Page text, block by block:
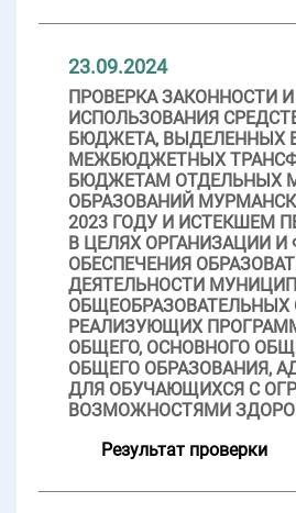
23.09.2024
ПРОВЕРКА ЗАКОННОСТИ
ИСПОЛЬЗОВАНИЯ
БЮДЖЕТА, ВЫДЕЛЕННЫХ
МЕЖБЮДЖЕТНЫХ
БЮДЖЕТАМ ОТДЕЛЬНЫХ
ОБРАЗОВАНИЙ
2023 ГОДУ И ИСТЕКШЕМ
В ЦЕЛЯХ ОРГАНИЗАЦИИ И
ОБЕСПЕЧЕНИЯ
ДЕЯТЕЛЬНОСТИ
ОБЩЕОБРАЗОВАТЕЛЬНЫХ
РЕАЛИЗУЮЩИХ
ОБЩЕГО, ОСНОВНОГО
ОБЩЕГО ОБРАЗОВАНИЯ,
ДЛЯ ОБУЧАЮЩИХСЯ С
ВОЗМОЖНОСТЯМИ
Результат проверки